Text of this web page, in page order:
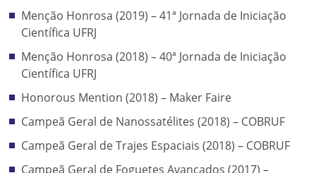
Menção Honrosa (2019) – 41ª Jornada de Iniciação
Científica UFRJ
Menção Honrosa (2018) – 40ª Jornada de Iniciação
Científica UFRJ
Honorous Mention (2018) – Maker Faire
Campeã Geral de Nanossatélites (2018) – COBRUF
Campeã Geral de Trajes Espaciais (2018) – COBRUF
Campeã Geral de Foguetes Avançados (2017) –